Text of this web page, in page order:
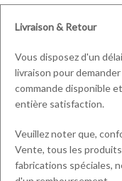
Livraison & Retour
Vous disposez d'un
livraison pour
commande disponible
entière satisfaction.
Veuillez noter que,
Vente, tous les
fabrications spéciales,